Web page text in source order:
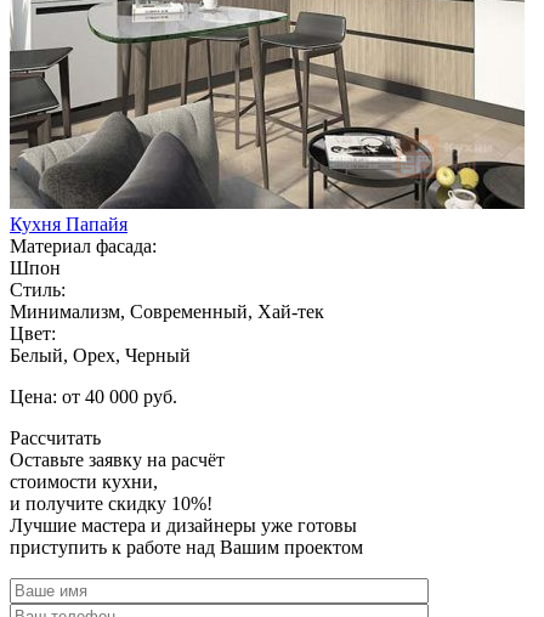
Кухня Папайя
Материал фасада:
Шпон
Стиль:
Минимализм, Современный, Хай-тек
Цвет:
Белый, Орех, Черный
Цена: от 40 000 руб.
Рассчитать
Оставьте заявку на расчёт
стоимости кухни,
и получите скидку 10%!
Лучшие мастера и дизайнеры уже готовы
приступить к работе над Вашим проектом